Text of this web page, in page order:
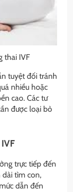
thai IVF
tuyệt đối tránh
nhiều hoặc
cao. Các tư
được loại bỏ
trực tiếp đến
dài tìm con,
dẫn đến